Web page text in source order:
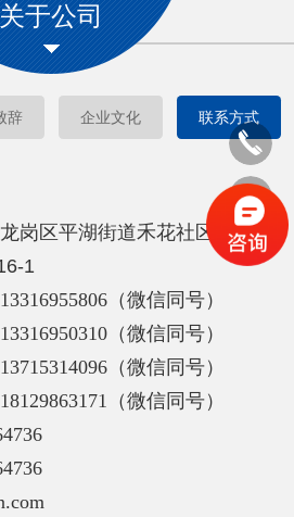
关于公司
辞 企业文化 联系方式
岗区平湖街道禾花社区富康路
1
13316955806 （微信同号）
13316950310 （微信同号）
（微信同号）
（微信同号）